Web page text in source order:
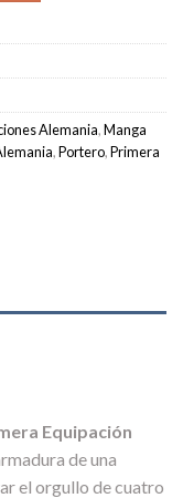
Alemania,Manga
,Portero,Primera
Equipación
de una
el orgullo de cuatro